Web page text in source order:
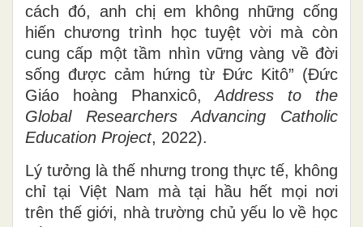
cách đó, anh chị em không những cống
hiến chương trình học tuyệt vời mà còn
cung cấp một tầm nhìn vững vàng về đời
sống được cảm hứng từ Đức Kitô” (Đức
Giáo hoàng Phanxicô,Address to the
Global Researchers Advancing Catholic
Education Project, 2022).
Lý tưởng là thế nhưng trong thực tế, không
chỉ tại Việt Nam mà tại hầu hết mọi nơi
trên thế giới, nhà trường chủ yếu lo về học